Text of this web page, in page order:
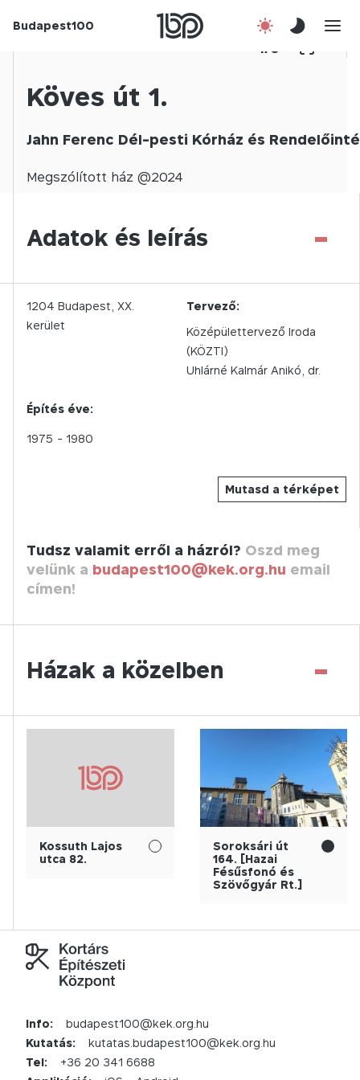
Budapest100
Kapcsolat
1/ 0
Köves út 1.
Jahn Ferenc Dél-pesti Kórház és
Megszólított ház @2024
Adatok és leírás -
Mutasd a térképet
1204 Budapest, XX.
kerület
Tervező:
Középülettervező Iroda
(KÖZTI)
Uhlárné Kalmár Anikó, dr.
Építés éve:
1975 - 1980
Tudsz valamit erről a házról? Oszd meg
velünk a budapest100@kek.org.hu email
címen!
Házak a közelben -
Kossuth Lajos
utca 82.
Soroksári út
164. [Hazai
Fésűsfonó és
Szövőgyár Rt.]
Info:
budapest100@kek.org.hu
Kutatás:
kutatas.budapest100@kek.org.hu
Tel:
+36 20 341 6688